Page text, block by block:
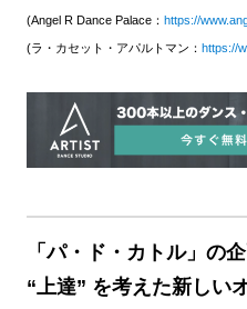
(Angel R Dance Palace： https://
(ラ・カセット・アパルトマン： https://
「パ・ド・カトル」の
“上達” を考えた新しい